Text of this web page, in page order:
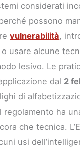
considerati
possono
vulnerabilità,
usare alcune
lesivo. Le
dal 2
di
regolamento ha
che tecnica.
usi